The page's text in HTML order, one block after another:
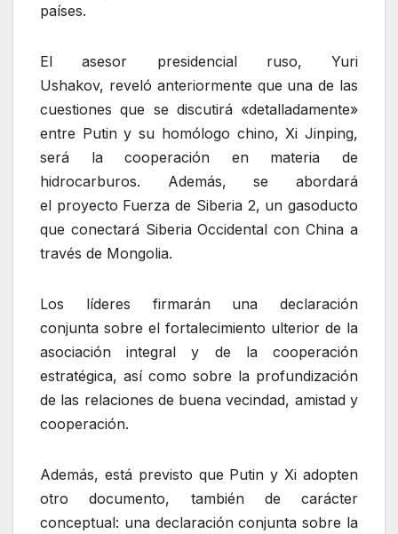
países.
El asesor presidencial ruso, Yuri
Ushakov, reveló anteriormente que una de las
cuestiones que se discutirá «detalladamente»
entre Putin y su homólogo chino, Xi Jinping,
será la cooperación en materia de
hidrocarburos. Además, se abordará
el proyecto Fuerza de Siberia 2, un gasoducto
que conectará Siberia Occidental con China a
través de Mongolia.
Los líderes firmarán una declaración
conjunta sobre el fortalecimiento ulterior de la
asociación integral y de la cooperación
estratégica, así como sobre la profundización
de las relaciones de buena vecindad, amistad y
cooperación.
Además, está previsto que Putin y Xi adopten
otro documento, también de carácter
conceptual: una declaración conjunta sobre la